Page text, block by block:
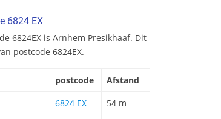
6824 EX
6824EX is Arnhem Presikhaaf. Dit
postcode 6824EX.
postcode
Afstand
6824 EX 54 m